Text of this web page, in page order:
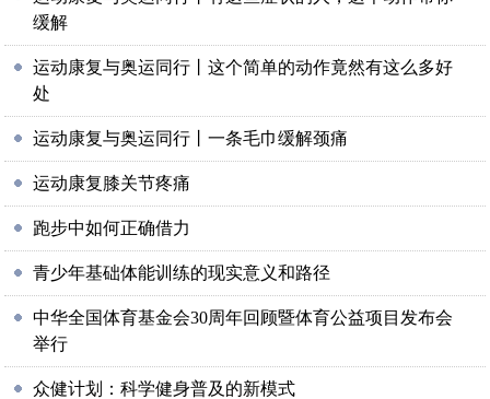
缓解
运动康复与奥运同行丨这个简单的动作竟然有这么多好
处
运动康复与奥运同行丨一条毛巾缓解颈痛
运动康复膝关节疼痛
跑步中如何正确借力
青少年基础体能训练的现实意义和路径
中华全国体育基金会30周年回顾暨体育公益项目发布会
举行
众健计划：科学健身普及的新模式